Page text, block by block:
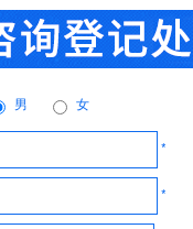
男 女
*
*